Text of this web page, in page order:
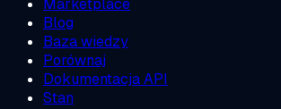
Marketplace
Blog
Baza wiedzy
Porównaj
Dokumentacja API
Stan